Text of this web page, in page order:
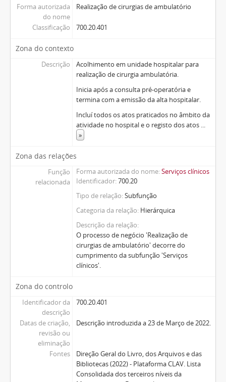
Forma autorizada
do nome
Realização de cirurgias de ambulatório
Classificação 700.20.401
Zona do contexto
Descrição
Acolhimento em unidade hospitalar para
realização de cirurgia ambulatória.
Inicia após a consulta pré-operatória e
termina com a emissão da alta hospitalar.
Incluí todos os atos praticados no âmbito da
atividade no hospital e o registo dos atos ...
»
Zona das relações
Função
relacionada
Forma autorizada do nome Serviços clínicos
Identificador 700.20
Tipo de relação Subfunção
Categoria da relação Hierárquica
Descrição da relação
O processo de negócio 'Realização de
cirurgias de ambulatório' decorre do
cumprimento da subfunção 'Serviços
clínicos'.
Zona do controlo
Identificador da
descrição
700.20.401
Datas de criação,
revisão ou
eliminação
Descrição introduzida a 23 de Março de 2022.
Fontes
Direção Geral do Livro, dos Arquivos e das
Bibliotecas (2022) - Plataforma CLAV. Lista
Consolidada dos terceiros níveis da